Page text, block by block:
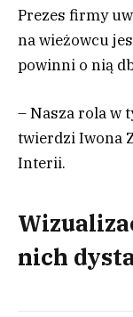
Prezes firmy
na wieżowcu
powinni o nią
– Nasza rola w
twierdzi Iwona
Interii.
nich